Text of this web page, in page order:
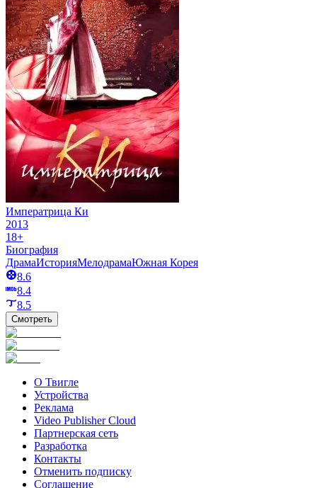
Императрица Ки
2013
18+
Биография
ДрамаИсторияМелодрамаЮжная Корея
8.6
8.4
8.5
Смотреть
О Твигле
Устройства
Реклама
Video Publisher Cloud
Партнерская сеть
Разработка
Контакты
Отменить подписку
Соглашение